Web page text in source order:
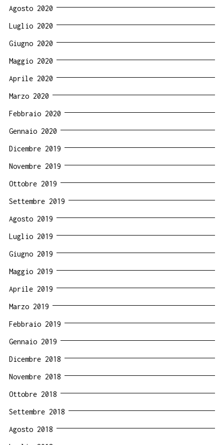
Agosto 2020
Luglio 2020
Giugno 2020
Maggio 2020
Aprile 2020
Marzo 2020
Febbraio 2020
Gennaio 2020
Dicembre 2019
Novembre 2019
Ottobre 2019
Settembre 2019
Agosto 2019
Luglio 2019
Giugno 2019
Maggio 2019
Aprile 2019
Marzo 2019
Febbraio 2019
Gennaio 2019
Dicembre 2018
Novembre 2018
Ottobre 2018
Settembre 2018
Agosto 2018